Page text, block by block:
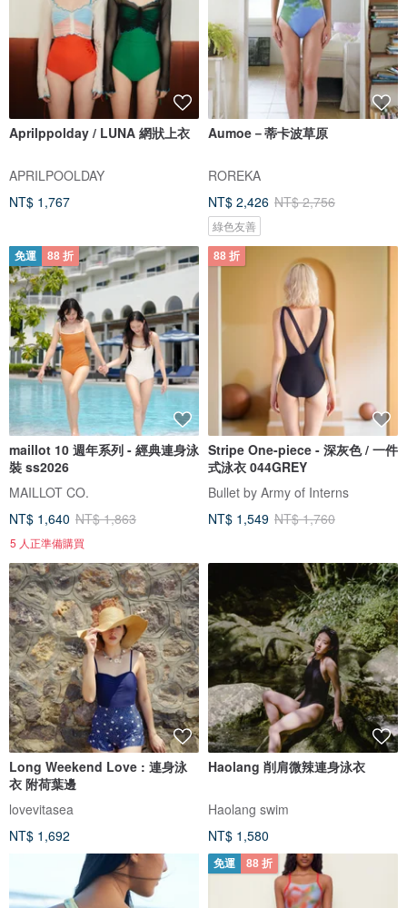
Aprilppolday / LUNA 網狀上衣
APRILPOOLDAY
NT$ 1,767
Aumoe－蒂卡波草原
ROREKA
NT$ 2,426 NT$ 2,756
綠色友善
免運 88 折
maillot 10 週年系列 - 經典連身泳
裝 ss2026
MAILLOT CO.
NT$ 1,640 NT$ 1,863
5 人正準備購買
88 折
Stripe One-piece - 深灰色 / 一件
式泳衣 044GREY
Bullet by Army of Interns
NT$ 1,549 NT$ 1,760
Long Weekend Love : 連身泳
衣 附荷葉邊
lovevitasea
NT$ 1,692
Haolang 削肩微辣連身泳衣
Haolang swim
NT$ 1,580
免運 88 折